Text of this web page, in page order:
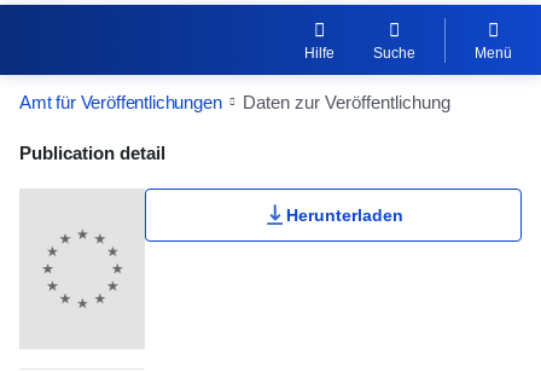
Hilfe Suche Menü
Amt für Veröffentlichungen Daten zur Veröffentlichung
Publication Detail Actions Portlet
Publication detail
Herunterladen